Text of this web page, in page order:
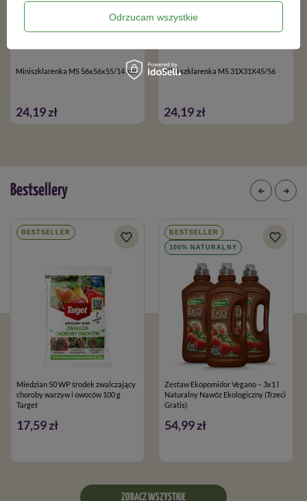
Miniszklarenka MS 56x56x55/14 kw.
24,19 zł
Mini szklarenka MS 31X31X45/56
24,19 zł
Bestsellery
BESTSELLER
Miedzian 50 WP środek zwalczający
choroby warzyw i owoców 100 g
Target
17,59 zł
BESTSELLER
100% NATURALNY
Zestaw Ekopomidor Vegano – 3x1 l
Naturalny Nawóz Ekologiczny (Trzeci
Gratis)
54,99 zł
ZOBACZ WSZYSTKIE
Odrzucam wszystkie